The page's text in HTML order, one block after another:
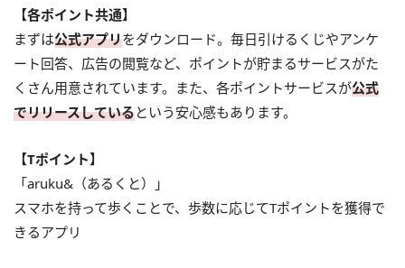
【各ポイント共通】
まずは公式アプリをダウンロード。毎日引けるくじやアンケ
ート回答、広告の閲覧など、ポイントが貯まるサービスがた
くさん用意されています。また、各ポイントサービスが公式
でリリースしているという安心感もあります。
【Tポイント】
「aruku&（あるくと）」
スマホを持って歩くことで、歩数に応じてTポイントを獲得で
きるアプリ